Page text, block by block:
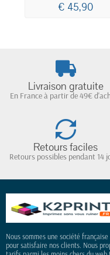
€ 45,90
Livraison gratuite
En France à partir de 49€
Retours faciles
Retours possibles pendant 14
Nous sommes une société
pour satisfaire nos clients. Nous